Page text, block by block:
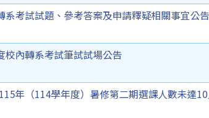
系考試試題、參考答案及申請釋疑相關事宜公告
校內轉系考試筆試試場公告
115年（114學年度）暑修第二期選課人數未達